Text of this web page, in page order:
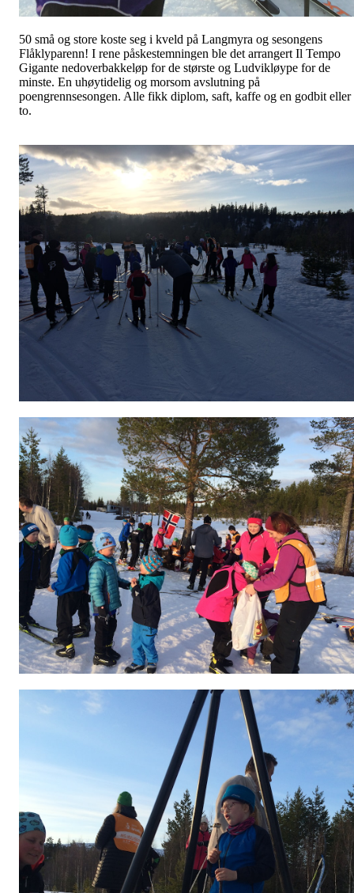
50 små og store koste seg i kveld på Langmyra og sesongens
Flåklyparenn! I rene påskestemningen ble det arrangert Il Tempo
Gigante nedoverbakkeløp for de største og Ludvikløype for de
minste. En uhøytidelig og morsom avslutning på
poengrennsesongen. Alle fikk diplom, saft, kaffe og en godbit eller
to.